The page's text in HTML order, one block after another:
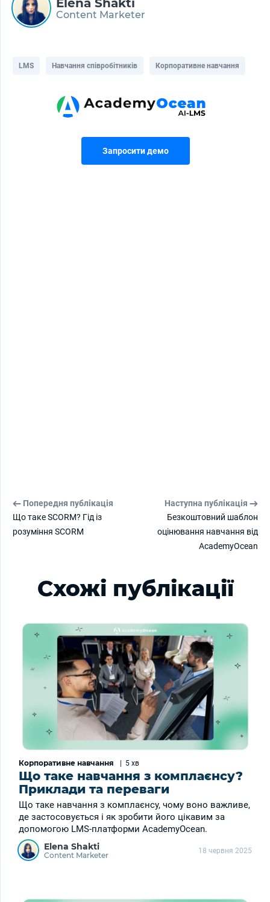
Content Marketer
LMS Навчання співробітників Корпоративне навчання
Запросити демо
Попередня публікація
Що таке SCORM? Гід із
розуміння SCORM
Наступна публікація
Безкоштовний шаблон
оцінювання навчання від
AcademyOcean
Схожі публікації
Корпоративне навчання 5 хв
Що таке навчання з комплаєнсу?
Приклади та переваги
Що таке навчання з комплаєнсу, чому воно важливе,
де застосовується і як зробити його цікавим за
допомогою LMS-платформи AcademyOcean.
Elena Shakti
Content Marketer 18 червня 2025